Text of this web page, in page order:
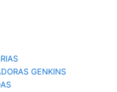
GENKINS